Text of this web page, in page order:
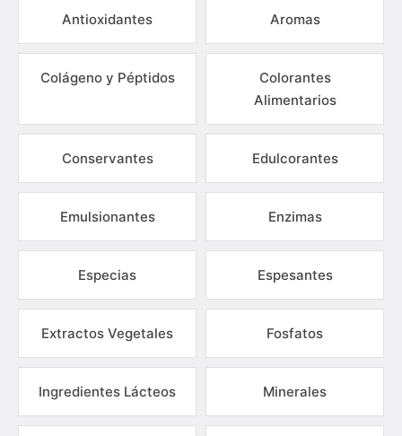
Antioxidantes Aromas
Colágeno y Péptidos
Colorantes
Alimentarios
Conservantes Edulcorantes
Emulsionantes Enzimas
Especias Espesantes
Extractos Vegetales Fosfatos
Ingredientes Lácteos Minerales